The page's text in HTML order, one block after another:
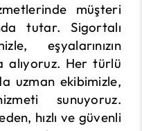
müşteri
tutar. Sigortalı
eşyalarınızın
alıyoruz. Her türlü
uzman ekibimizle,
sunuyoruz.
hızlı ve güvenli